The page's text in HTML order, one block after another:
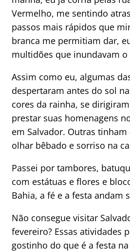
Vermelho, me sentindo
passos mais rápidos que
branca me permitiam dar,
multidões que inundavam
Assim como eu, algumas
despertaram antes do sol
cores da rainha, se
prestar suas homenagens
em Salvador. Outras
olhar bêbado e sorriso na
Passei por tambores,
com estátuas e flores e
Bahia, a fé e a festa andam
Não consegue visitar
fevereiro? Essas atividades
gostinho do que é a festa